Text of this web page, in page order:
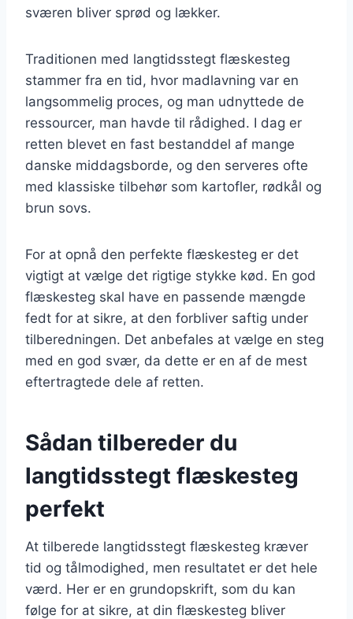
sværen bliver sprød og lækker.
Traditionen med langtidsstegt flæskesteg
stammer fra en tid, hvor madlavning var en
langsommelig proces, og man udnyttede de
ressourcer, man havde til rådighed. I dag er
retten blevet en fast bestanddel af mange
danske middagsborde, og den serveres ofte
med klassiske tilbehør som kartofler, rødkål og
brun sovs.
For at opnå den perfekte flæskesteg er det
vigtigt at vælge det rigtige stykke kød. En god
flæskesteg skal have en passende mængde
fedt for at sikre, at den forbliver saftig under
tilberedningen. Det anbefales at vælge en steg
med en god svær, da dette er en af de mest
eftertragtede dele af retten.
Sådan tilbereder du
langtidsstegt flæskesteg
perfekt
At tilberede langtidsstegt flæskesteg kræver
tid og tålmodighed, men resultatet er det hele
værd. Her er en grundopskrift, som du kan
følge for at sikre, at din flæskesteg bliver